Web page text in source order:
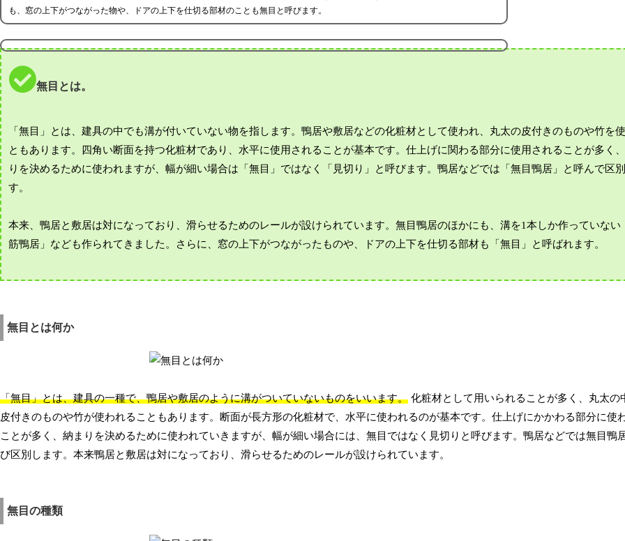
も、窓の上下がつながった物や、ドアの上下を仕切る部材のことも無目と呼びます。
無目とは。
「無目」とは、建具の中でも溝が付いていない物を指します。鴨居や敷居などの化粧材として使われ、丸太の皮付きのものや竹を
ともあります。四角い断面を持つ化粧材であり、水平に使用されることが基本です。仕上げに関わる部分に使用されることが多く
りを決めるために使われますが、幅が細い場合は「無目」ではなく「見切り」と呼びます。鴨居などでは「無目鴨居」と呼んで区
す。
本来、鴨居と敷居は対になっており、滑らせるためのレールが設けられています。無目鴨居のほかにも、溝を1本しか作っていない
筋鴨居」なども作られてきました。さらに、窓の上下がつながったものや、ドアの上下を仕切る部材も「無目」と呼ばれます。
無目とは何か
「無目」とは、建具の一種で、鴨居や敷居のように溝がついていないものをいいます。 化粧材として用いられることが多く、丸太の
皮付きのものや竹が使われることもあります。断面が長方形の化粧材で、水平に使われるのが基本です。仕上げにかかわる部分に使
ことが多く、納まりを決めるために使われていきますが、幅が細い場合には、無目ではなく見切りと呼びます。鴨居などでは無目鴨
び区別します。本来鴨居と敷居は対になっており、滑らせるためのレールが設けられています。
無目の種類